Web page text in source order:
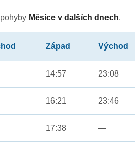
Měsíce v dalších dnech.
Západ Východ
14:57 23:08
16:21 23:46
17:38 —